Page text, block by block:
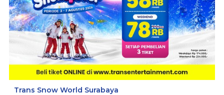
Trans Snow World Surabaya